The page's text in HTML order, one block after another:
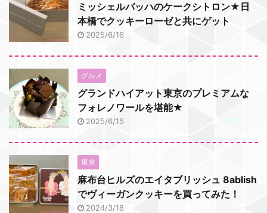
ミッシェルバッハのケークシトロン★日
本橋でクッキーローゼと共にゲット
2025/6/16
グルメ
グランドハイアット東京のプレミアムな
フォレノワールを堪能★
2025/6/15
東京
麻布台ヒルズのエイタブリッシュ 8ablish
でヴィーガンクッキーを買ってみた！
2024/3/18